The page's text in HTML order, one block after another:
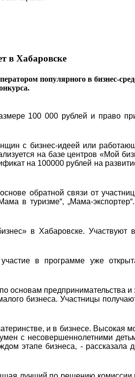
в Хабаровске
популярного в бизнес-
100 000 рублей и право
с бизнес-идеей или
на базе центров «Мой
на 100000 рублей на
обратной связи от
в туризме“, „Мама-
в Хабаровске. Участвуют
в программе уже
основам предпринимательства
бизнеса. Участницы
и в бизнесе. Высокая
с несовершеннолетними
этапе бизнеса, - рассказала